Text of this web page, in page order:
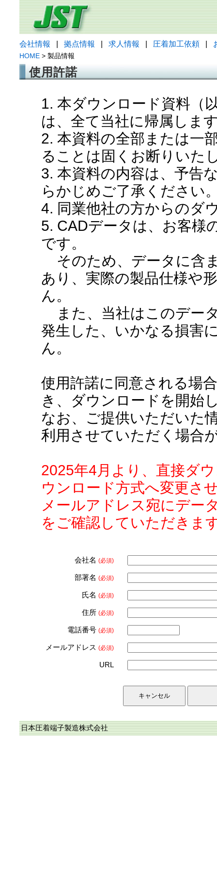
会社情報 拠点情報 求人情報 圧着加工依頼
HOME > 製品情報
使用許諾
1. 本ダウンロード資料（
は、全て当社に帰属しま
2. 本資料の全部または一
ることは固くお断りいた
3. 本資料の内容は、予告
らかじめご了承ください
4. 同業他社の方からのダ
5. CADデータは、お客様
です。
そのため、データに含
あり、実際の製品仕様や
ん。
また、当社はこのデー
発生した、いかなる損害
ん。
使用許諾に同意される場
き、ダウンロードを開始
なお、ご提供いただいた
利用させていただく場合
2025年4月より、直接ダ
ウンロード方式へ変更さ
メールアドレス宛にデー
をご確認していただきま
会社名 (必須)
部署名 (必須)
氏名 (必須)
住所 (必須)
電話番号 (必須)
メールアドレス (必須)
URL
日本圧着端子製造株式会社